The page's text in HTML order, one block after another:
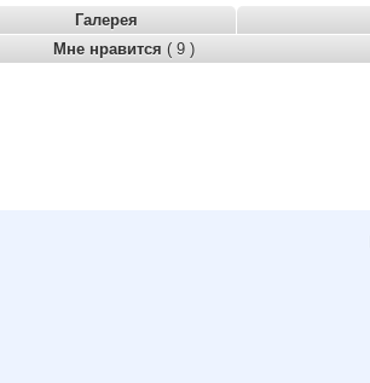
Галерея
Мне нравится ( 9 )